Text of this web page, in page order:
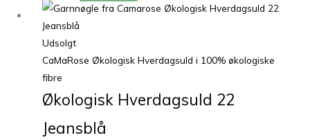
Udsolgt
CaMaRose Økologisk Hverdagsuld i 100% økologiske
fibre
Økologisk Hverdagsuld 22
Jeansblå